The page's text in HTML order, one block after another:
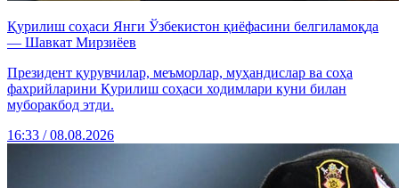
Қурилиш соҳаси Янги Ўзбекистон қиёфасини белгиламоқда
— Шавкат Мирзиёев
Президент қурувчилар, меъморлар, муҳандислар ва соҳа
фахрийларини Қурилиш соҳаси ходимлари куни билан
муборакбод этди.
16:33 / 08.08.2026